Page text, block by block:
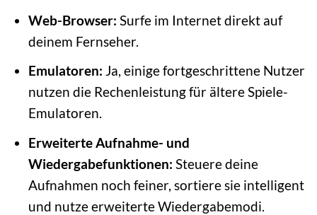
Web-Browser: Surfe im Internet direkt auf
deinem Fernseher.
Emulatoren: Ja, einige fortgeschrittene Nutzer
nutzen die Rechenleistung für ältere Spiele-
Emulatoren.
Erweiterte Aufnahme- und
Wiedergabefunktionen: Steuere deine
Aufnahmen noch feiner, sortiere sie intelligent
und nutze erweiterte Wiedergabemodi.